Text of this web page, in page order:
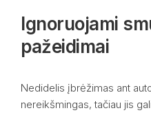
Ignoruojami
pažeidimai
Nedidelis įbrėžimas ant
nereikšmingas, tačiau jis